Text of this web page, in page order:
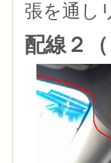
張を通し
配線２（